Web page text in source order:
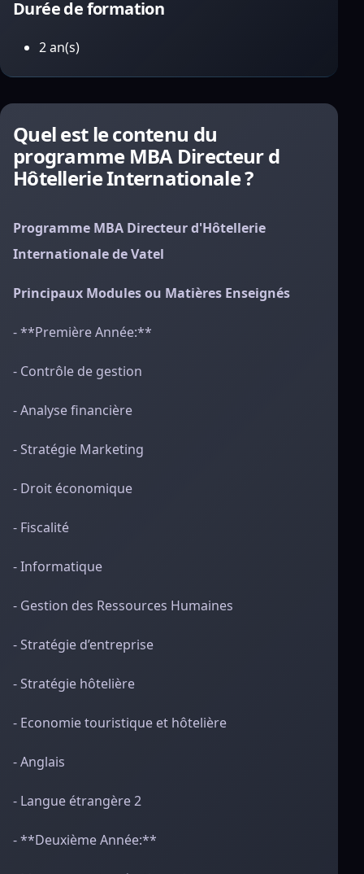
Durée de formation
2 an(s)
Quel est le contenu du
programme MBA Directeur d
Hôtellerie Internationale ?
Programme MBA Directeur d'Hôtellerie
Internationale de Vatel
Principaux Modules ou Matières Enseignés
- **Première Année:**
- Contrôle de gestion
- Analyse financière
- Stratégie Marketing
- Droit économique
- Fiscalité
- Informatique
- Gestion des Ressources Humaines
- Stratégie d’entreprise
- Stratégie hôtelière
- Economie touristique et hôtelière
- Anglais
- Langue étrangère 2
- **Deuxième Année:**